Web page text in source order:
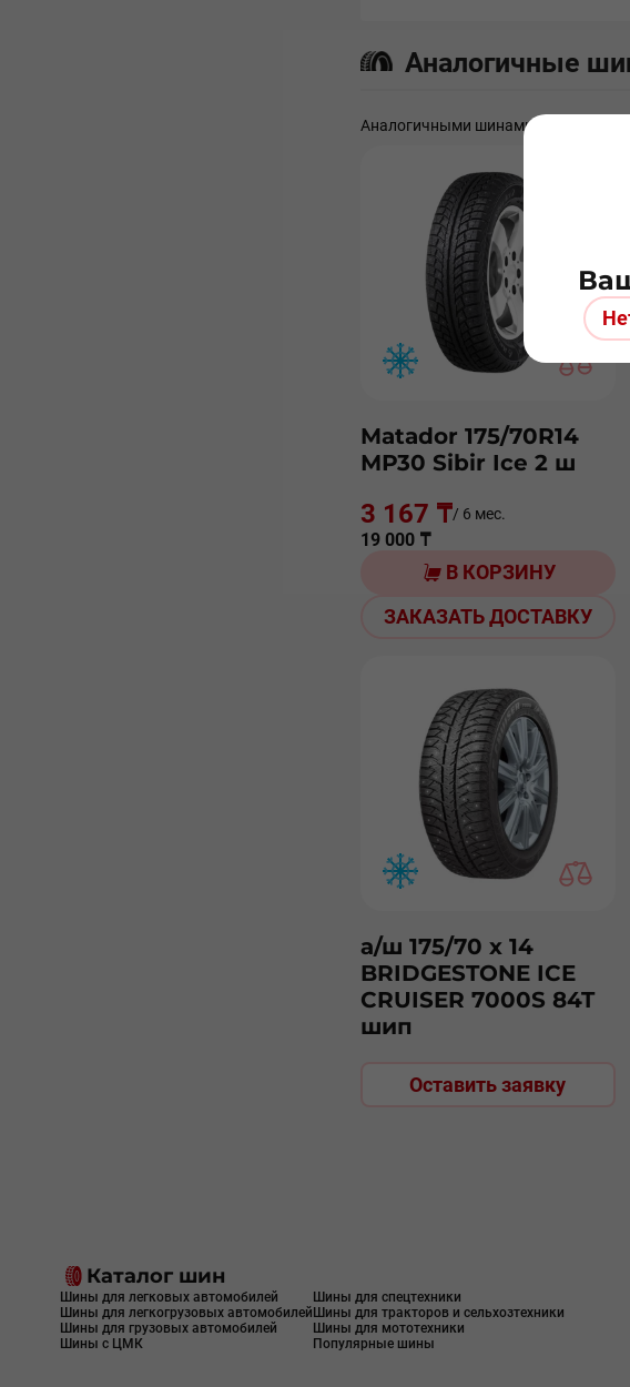
Аналогичные
Аналогичными шинами считаем
Matador 175/70R14
МР30 Sibir Ice 2 ш
3 167 ₸/ 6 мес.
19 000 ₸
В КОРЗИНУ
ЗАКАЗАТЬ ДОСТАВКУ
а/ш 175/70 х 14
BRIDGESTONE ICE
CRUISER 7000S 84T
шип
Оставить заявку
Каталог шин
Шины для легковых автомобилей
Шины для легкогрузовых автомобилей
Шины для грузовых автомобилей
Шины с ЦМК
Шины для спецтехники
Шины для тракторов и сельхозтехники
Шины для мототехники
Популярные шины